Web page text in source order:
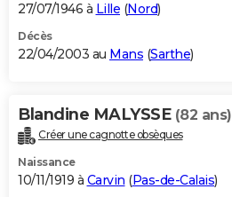
27/07/1946 à Lille (Nord)
Décès
22/04/2003 au Mans (Sarthe)
Blandine MALYSSE (82 ans)
Créer une cagnotte obsèques
Naissance
10/11/1919 à Carvin (Pas-de-Calais)